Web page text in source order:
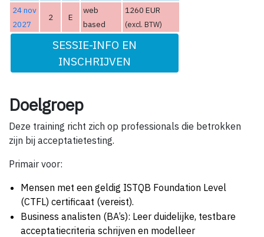
24 nov
2027
2 E
web
based
1260 EUR
(excl. BTW)
SESSIE-INFO EN
INSCHRIJVEN
Doelgroep
Deze training richt zich op professionals die betrokken
zijn bij acceptatietesting.
Primair voor:
Mensen met een geldig ISTQB Foundation Level
(CTFL) certificaat (vereist).
Business analisten (BA’s): Leer duidelijke, testbare
acceptatiecriteria schrijven en modelleer